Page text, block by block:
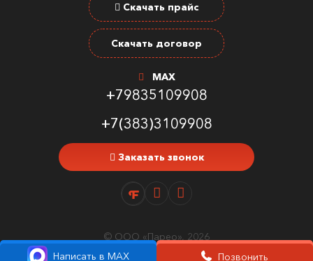
Скачать прайс
Скачать договор
MAX
+79835109908
+7(383)3109908
Заказать звонок
© ООО «Парео», 2026
Написать в MAX
Позвонить